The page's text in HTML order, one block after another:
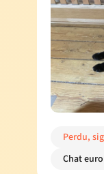
Perdu,
Chat